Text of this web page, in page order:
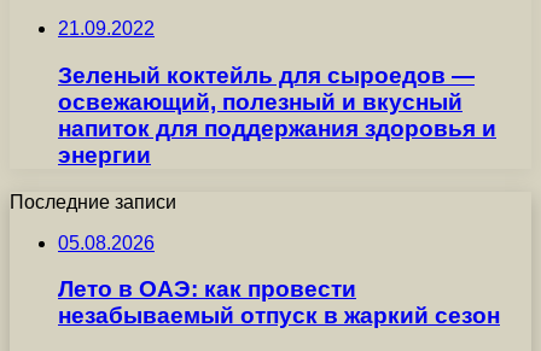
21.09.2022
Зеленый коктейль для сыроедов —
освежающий, полезный и вкусный
напиток для поддержания здоровья и
энергии
Последние записи
05.08.2026
Лето в ОАЭ: как провести
незабываемый отпуск в жаркий сезон